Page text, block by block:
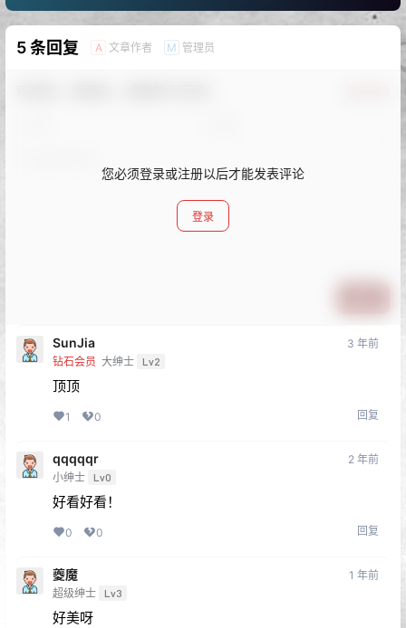
5 条回复 A 文章作者 M 管理员
您必须登录或注册以后才能发表评论
登录
SunJia
钻石会员 大绅士 Lv2
3 年前
顶顶
1 0 回复
qqqqqr
小绅士 Lv0
2 年前
好看好看！
0 0 回复
夔魔
超级绅士 Lv3
1 年前
好美呀